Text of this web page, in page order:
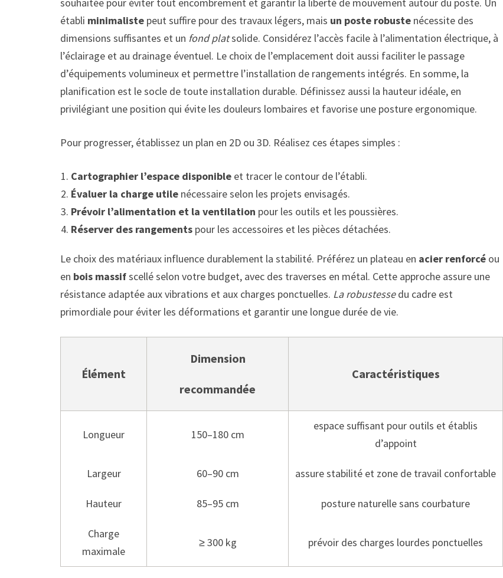
souhaitée pour éviter tout encombrement et garantir la liberté de mouvement autour du poste. Un
établi minimaliste peut suffire pour des travaux légers, mais un poste robuste nécessite des
dimensions suffisantes et un fond platsolide. Considérez l’accès facile à l’alimentation électrique, à
l’éclairage et au drainage éventuel. Le choix de l’emplacement doit aussi faciliter le passage
d’équipements volumineux et permettre l’installation de rangements intégrés. En somme, la
planification est le socle de toute installation durable. Définissez aussi la hauteur idéale, en
privilégiant une position qui évite les douleurs lombaires et favorise une posture ergonomique.
Pour progresser, établissez un plan en 2D ou 3D. Réalisez ces étapes simples :
Cartographier l’espace disponible et tracer le contour de l’établi.
Évaluer la charge utile nécessaire selon les projets envisagés.
Prévoir l’alimentation et la ventilation pour les outils et les poussières.
Réserver des rangements pour les accessoires et les pièces détachées.
Le choix des matériaux influence durablement la stabilité. Préférez un plateau en acier renforcé ou
en bois massifscellé selon votre budget, avec des traverses en métal. Cette approche assure une
résistance adaptée aux vibrations et aux charges ponctuelles. La robustessedu cadre est
primordiale pour éviter les déformations et garantir une longue durée de vie.
Élément
Dimension
recommandée
Caractéristiques
Longueur 150–180 cm
espace suffisant pour outils et établis
d’appoint
Largeur 60–90 cm assure stabilité et zone de travail confortable
Hauteur 85–95 cm posture naturelle sans courbature
Charge
maximale
≥ 300 kg prévoir des charges lourdes ponctuelles